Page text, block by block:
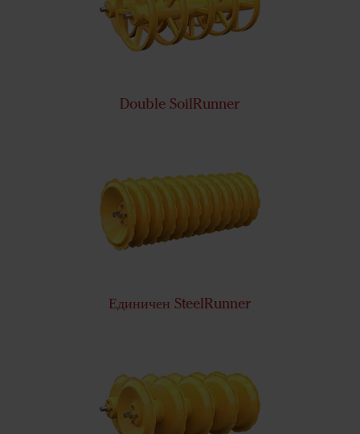
Double SoilRunner
Единичен SteelRunner